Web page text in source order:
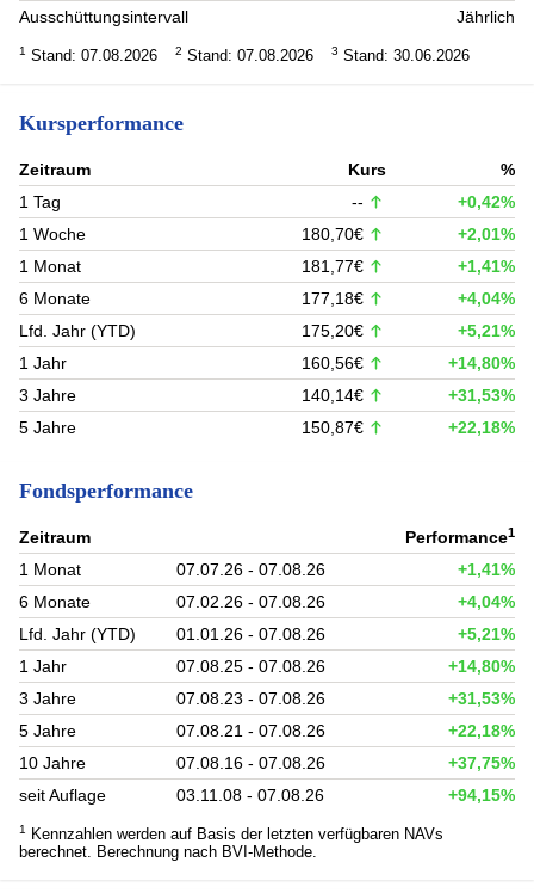
Ausschüttungsintervall Jährlich
1 Stand: 07.08.2026 2 Stand: 07.08.2026 3 Stand: 30.06.2026
Kursperformance
Zeitraum Kurs
%
1 Tag
--
+0,42%
1 Woche
180,70€
+2,01%
1 Monat
181,77€
+1,41%
6 Monate
177,18€
+4,04%
Lfd. Jahr (YTD)
175,20€
+5,21%
1 Jahr
160,56€
+14,80%
3 Jahre
140,14€
+31,53%
5 Jahre
150,87€ +22,18%
Fondsperformance
Zeitraum Performance1
1 Monat 07.07.26 - 07.08.26
+1,41%
6 Monate
07.02.26 - 07.08.26
+4,04%
Lfd. Jahr (YTD)
01.01.26 - 07.08.26
+5,21%
1 Jahr
07.08.25 - 07.08.26
+14,80%
3 Jahre
07.08.23 - 07.08.26
+31,53%
5 Jahre
07.08.21 - 07.08.26
+22,18%
10 Jahre
07.08.16 - 07.08.26
+37,75%
seit Auflage
03.11.08 - 07.08.26 +94,15%
1
Kennzahlen werden auf Basis der letzten verfügbaren NAVs
berechnet. Berechnung nach BVI-Methode.